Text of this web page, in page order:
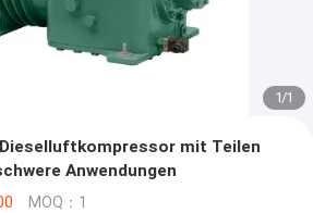
1/1
mit Teilen
Anwendungen
MOQ：1